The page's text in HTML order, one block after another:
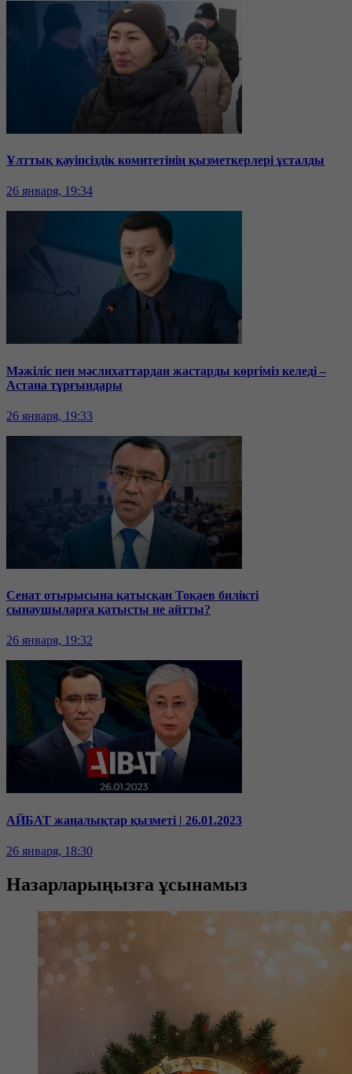
Ұлттық қауіпсіздік комитетінің қызметкерлері ұсталды
26 января, 19:34
Мәжіліс пен мәслихаттардан жастарды көргіміз келеді –
Астана тұрғындары
26 января, 19:33
Сенат отырысына қатысқан Тоқаев билікті
сынаушыларға қатысты не айтты?
26 января, 19:32
АЙБАТ жаңалықтар қызметі | 26.01.2023
26 января, 18:30
Назарларыңызға ұсынамыз